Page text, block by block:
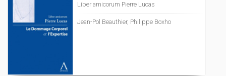
Liber amicorum Pierre Lucas
Jean-Pol Beauthier, Philippe Boxho